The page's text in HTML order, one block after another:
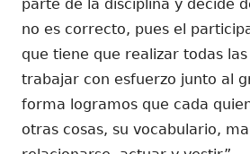
parte de la disciplina y decide
no es correcto, pues el
que tiene que realizar todas
trabajar con esfuerzo junto al
forma logramos que cada
otras cosas, su vocabulario,